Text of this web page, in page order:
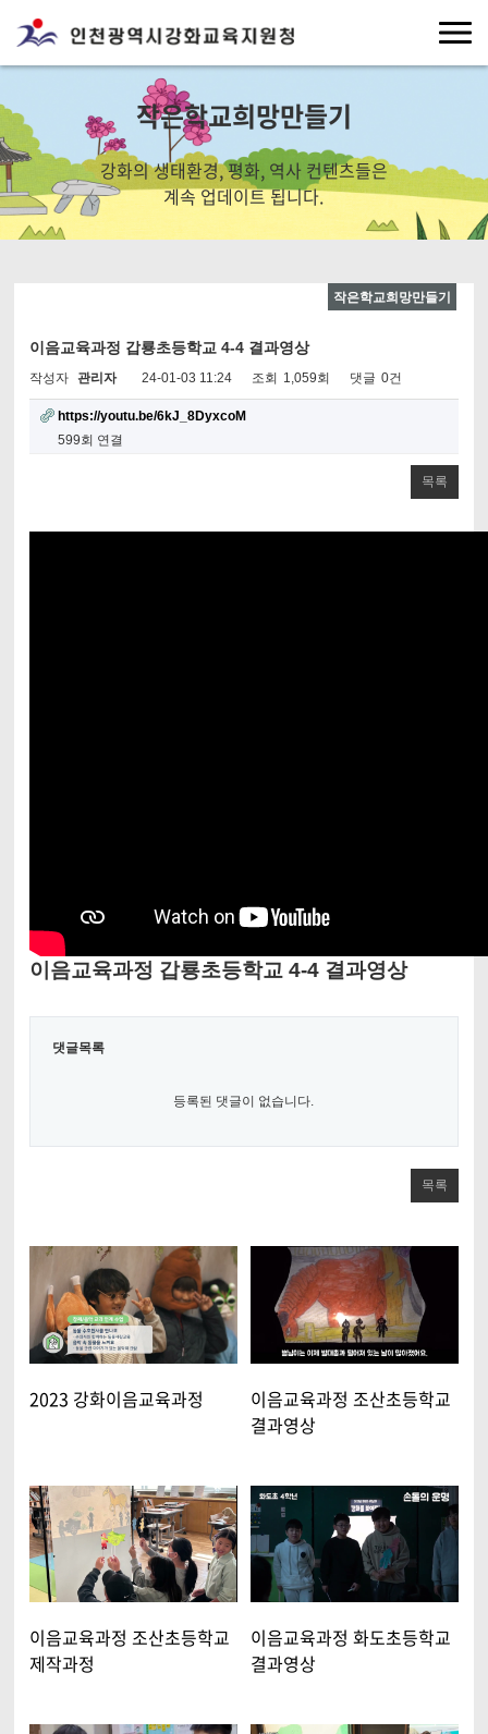
작은학교희망만들기
강화의 생태환경, 평화, 역사 컨텐츠들은
계속 업데이트 됩니다.
작은학교희망만들기
이음교육과정 갑룡초등학교 4-4 결과영상
작성자 관리자 24-01-03 11:24 조회 1,059회 댓글 0건
https://youtu.be/6kJ_8DyxcoM
599회 연결
목록
이음교육과정 갑룡초등학교 4-4 결과영상
댓글목록
등록된 댓글이 없습니다.
목록
2023 강화이음교육과정
이음교육과정 조산초등학교
결과영상
이음교육과정 조산초등학교
제작과정
이음교육과정 화도초등학교
결과영상